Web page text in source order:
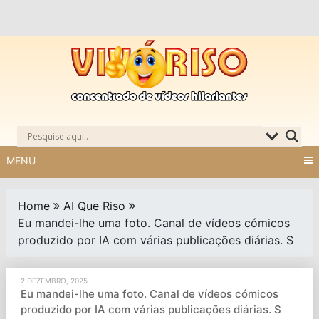
MENU
Home
AI Que Riso
Eu mandei-lhe uma foto. Canal de vídeos cómicos
produzido por IA com várias publicações diárias. S
2 DEZEMBRO, 2025
Eu mandei-lhe uma foto. Canal de vídeos cómicos
produzido por IA com várias publicações diárias. S